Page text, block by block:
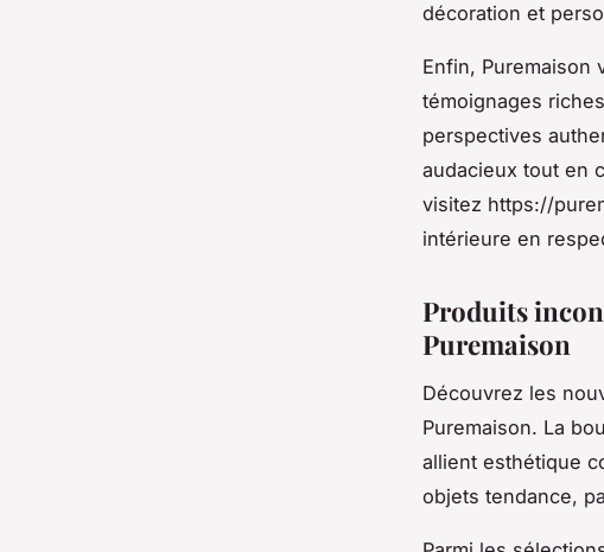
décoration et
Enfin, Puremaison
témoignages
perspectives
audacieux tout en
visitez https://
intérieure en
Produits
Puremaison
Découvrez les
Puremaison. La
allient esthétique
objets tendance,